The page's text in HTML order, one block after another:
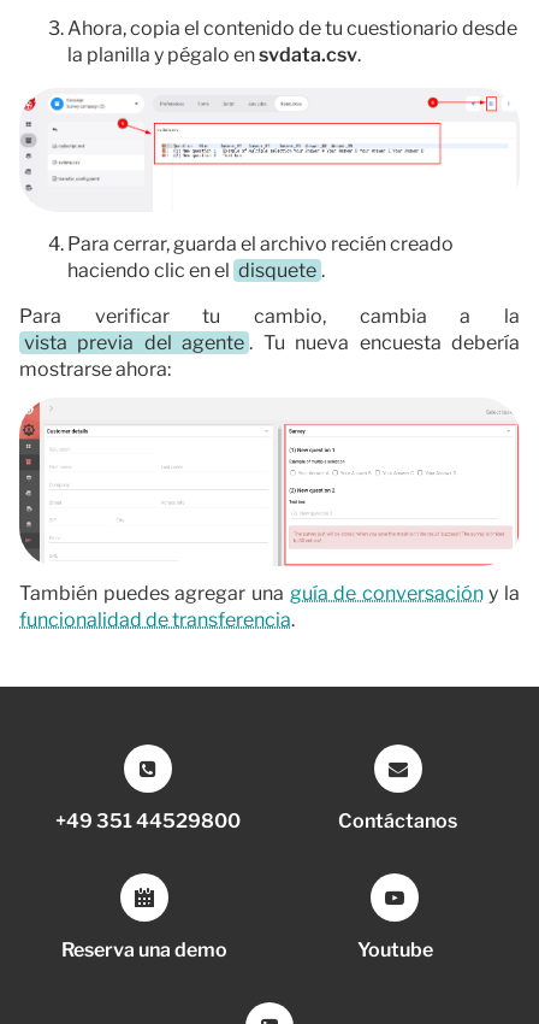
Ahora, copia el contenido de tu cuestionario desde
la planilla y pégalo ensvdata.csv.
Para cerrar, guarda el archivo recién creado
haciendo clic en el disquete .
Para verificar tu cambio, cambia a la
vista previa del agente . Tu nueva encuesta debería
mostrarse ahora:
También puedes agregar una guía de conversacióny la
funcionalidad de transferencia.
+49 351 44529800 Contáctanos
Reserva una demo Youtube